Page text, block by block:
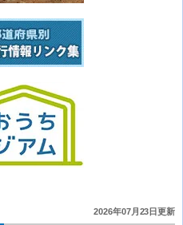
2026年07月23日更新